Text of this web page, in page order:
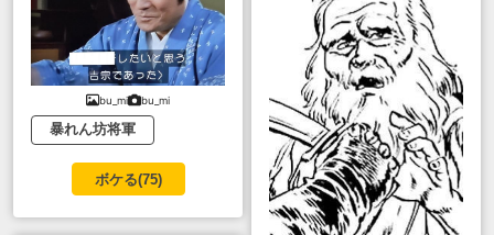
bu_mi bu_mi
暴れん坊将軍
ボケる(75)